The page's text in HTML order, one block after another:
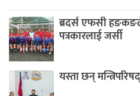
ब्रदर्स एफसी
पत्रकारलाई जर्सी
यस्ता छन्